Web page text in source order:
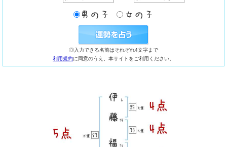
◎入力できる名前はそれぞれ4文字まで
利用規約に同意のうえ、本サイトをご利用ください。